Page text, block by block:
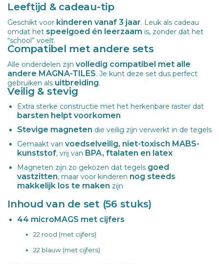
Leeftijd & cadeau-tip
Geschikt voor kinderen vanaf 3 jaar. Leuk als cadeau
omdat het speelgoed én leerzaam is, zonder dat het
“school” voelt.
Compatibel met andere sets
Alle onderdelen zijn volledig compatibel met alle
andere MAGNA-TILES. Je kunt deze set dus perfect
gebruiken als uitbreiding.
Veilig & stevig
Extra sterke constructie met het herkenbare raster dat
barsten helpt voorkomen
Stevige magneten die veilig zijn verwerkt in de tegels
Gemaakt van voedselveilig, niet-toxisch MABS-
kunststof, vrij van BPA, ftalaten en latex
Magneten zijn zo gekozen dat tegels goed
vastzitten, maar voor kinderen nog steeds
makkelijk los te maken zijn
Inhoud van de set (56 stuks)
44 microMAGS met cijfers
22 rood (met cijfers)
22 blauw (met cijfers)